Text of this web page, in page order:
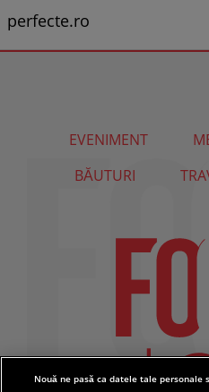
perfecte.ro
EVENIMENT
BĂUTURI
Nouă ne pasă ca datele tale personale